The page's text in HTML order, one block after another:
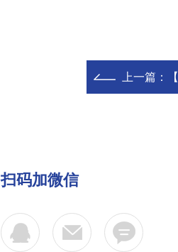
上一篇：
扫码加微信